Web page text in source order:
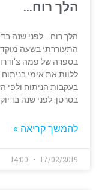
הלך רוח…
התעוררתי בשעה
בספרה של פמה
ללוות את אימי
בעקבות הניתוח ולפי
בסרטן. לפני שנה
להמשך קריאה »
17/02/2019